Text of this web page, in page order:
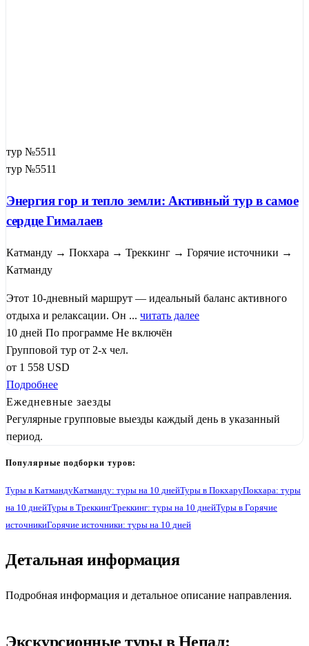
тур №5511
тур №5511
Энергия гор и тепло земли: Активный тур в самое
сердце Гималаев
Катманду → Покхара → Треккинг → Горячие источники →
Катманду
Этот 10-дневный маршрут — идеальный баланс активного
отдыха и релаксации. Он ... читать далее
10 дней По программе Не включён
Групповой тур от 2-х чел.
от 1 558 USD
Подробнее
Ежедневные заезды
Регулярные групповые выезды каждый день в указанный
период.
Популярные подборки туров:
Туры в КатмандуКатманду: туры на 10 днейТуры в ПокхаруПокхара: туры
на 10 днейТуры в ТреккингТреккинг: туры на 10 днейТуры в Горячие
источникиГорячие источники: туры на 10 дней
Детальная информация
Подробная информация и детальное описание направления.
Экскурсионные туры в Непал: